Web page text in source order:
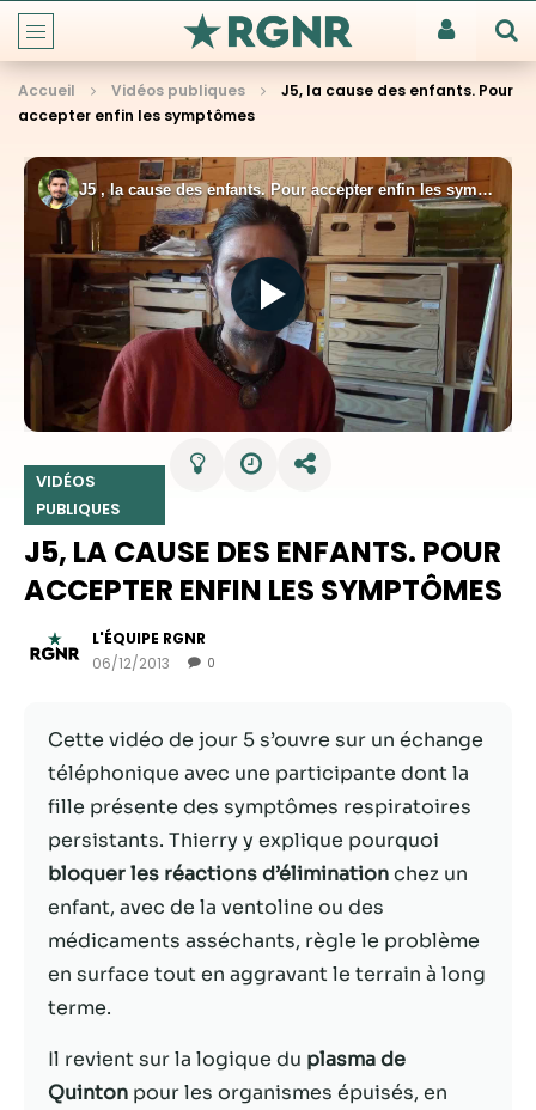
Accueil Vidéos publiques
J5, la cause des enfants. Pour
accepter enfin les symptômes
VIDÉOS
PUBLIQUES
J5, LA CAUSE DES ENFANTS. POUR
ACCEPTER ENFIN LES SYMPTÔMES
L'ÉQUIPE RGNR
06/12/2013
0
Cette vidéo de jour 5 s’ouvre sur un échange
téléphonique avec une participante dont la
fille présente des symptômes respiratoires
persistants. Thierry y explique pourquoi
bloquer les réactions d’éliminationchez un
enfant, avec de la ventoline ou des
médicaments asséchants, règle le problème
en surface tout en aggravant le terrain à long
terme.
Il revient sur la logique du plasma de
Quinton pour les organismes épuisés, en
Nécessaire
sont pas
facultatifs. Ils
sont